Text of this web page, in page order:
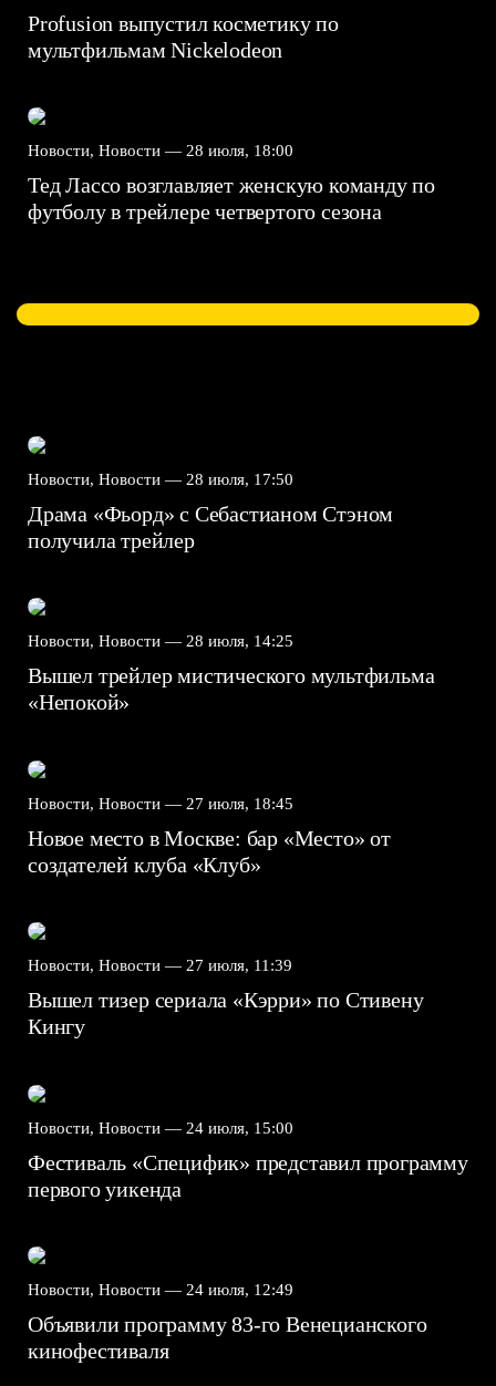
Profusion выпустил косметику по
мультфильмам Nickelodeon
Новости, Новости — 28 июля, 18:00
Тед Лассо возглавляет женскую команду по
футболу в трейлере четвертого сезона
Новости, Новости — 28 июля, 17:50
Драма «Фьорд» с Себастианом Стэном
получила трейлер
Новости, Новости — 28 июля, 14:25
Вышел трейлер мистического мультфильма
«Непокой»
Новости, Новости — 27 июля, 18:45
Новое место в Москве: бар «Место» от
создателей клуба «Клуб»
Новости, Новости — 27 июля, 11:39
Вышел тизер сериала «Кэрри» по Стивену
Кингу
Новости, Новости — 24 июля, 15:00
Фестиваль «Специфик» представил программу
первого уикенда
Новости, Новости — 24 июля, 12:49
Объявили программу 83-го Венецианского
кинофестиваля